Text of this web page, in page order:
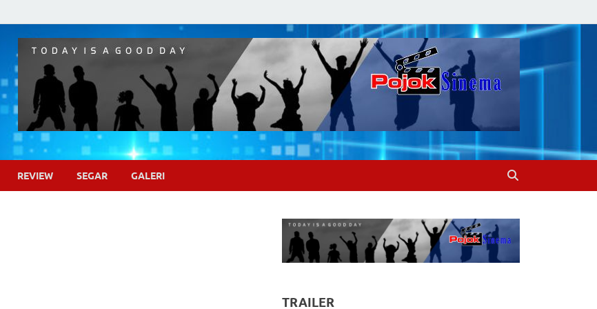
Pojok Sinema
REVIEW SEGAR GALERI
TRAILER